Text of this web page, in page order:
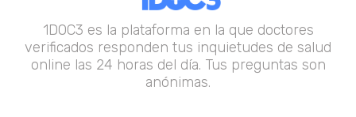
1DOC3 es la plataforma en la que doctores
verificados responden tus inquietudes de salud
online las 24 horas del día. Tus preguntas son
anónimas.